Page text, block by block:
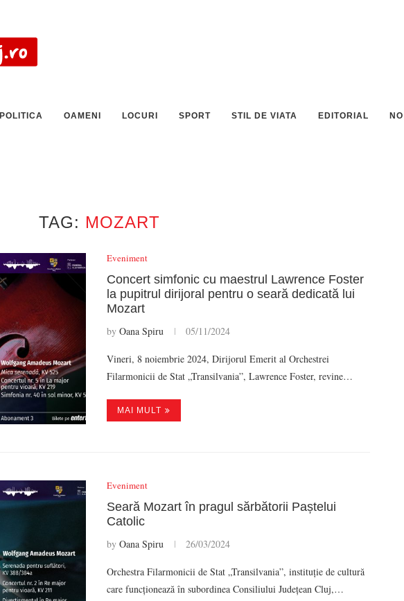
POLITICA OAMENI LOCURI SPORT STIL DE VIATA EDITORIAL
TAG: MOZART
Eveniment
Concert simfonic cu maestrul Lawrence Foster
la pupitrul dirijoral pentru o seară dedicată lui
Mozart
by Oana Spiru 05/11/2024
Vineri, 8 noiembrie 2024, Dirijorul Emerit al Orchestrei
Filarmonicii de Stat „Transilvania”, Lawrence Foster, revine…
MAI MULT
Eveniment
Seară Mozart în pragul sărbătorii Paștelui
Catolic
by Oana Spiru 26/03/2024
Orchestra Filarmonicii de Stat „Transilvania”, instituție de cultură
care funcționează în subordinea Consiliului Județean Cluj,…